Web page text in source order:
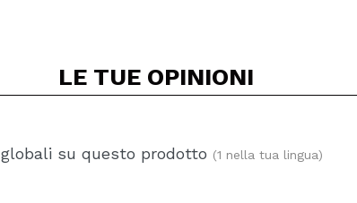
LE TUE OPINIONI
su questo prodotto (1 nella tua lingua)